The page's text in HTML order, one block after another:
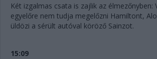
Két izgalmas csata is zajlik az élmezőnyben:
egyelőre nem tudja megelőzni Hamiltont,
üldözi a sérült autóval köröző Sainzot.
15:09